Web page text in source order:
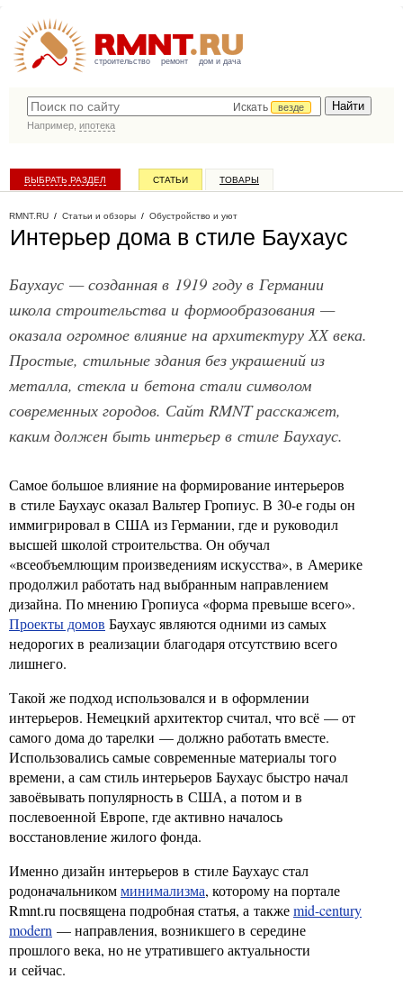
строительство ремонт дом и дача
Искать
везде
Например, ипотека
ВЫБРАТЬ РАЗДЕЛ СТАТЬИ ТОВАРЫ
RMNT.RU / Статьи и обзоры / Обустройство и уют
Интерьер дома в стиле Баухаус
Баухаус — созданная в 1919 году в Германии
школа строительства и формообразования —
оказала огромное влияние на архитектуру ХХ века.
Простые, стильные здания без украшений из
металла, стекла и бетона стали символом
современных городов. Сайт RMNT расскажет,
каким должен быть интерьер в стиле Баухаус.
Самое большое влияние на формирование интерьеров
в стиле Баухаус оказал Вальтер Гропиус. В 30-е годы он
иммигрировал в США из Германии, где и руководил
высшей школой строительства. Он обучал
«всеобъемлющим произведениям искусства», в Америке
продолжил работать над выбранным направлением
дизайна. По мнению Гропиуса «форма превыше всего».
Проекты домов Баухаус являются одними из самых
недорогих в реализации благодаря отсутствию всего
лишнего.
Такой же подход использовался и в оформлении
интерьеров. Немецкий архитектор считал, что всё — от
самого дома до тарелки — должно работать вместе.
Использовались самые современные материалы того
времени, а сам стиль интерьеров Баухаус быстро начал
завоёвывать популярность в США, а потом и в
послевоенной Европе, где активно началось
восстановление жилого фонда.
Именно дизайн интерьеров в стиле Баухаус стал
родоначальникомминимализма, которому на портале
Rmnt.ru посвящена подробная статья, а такжеmid-century
modern — направления, возникшего в середине
прошлого века, но не утратившего актуальности
и сейчас.